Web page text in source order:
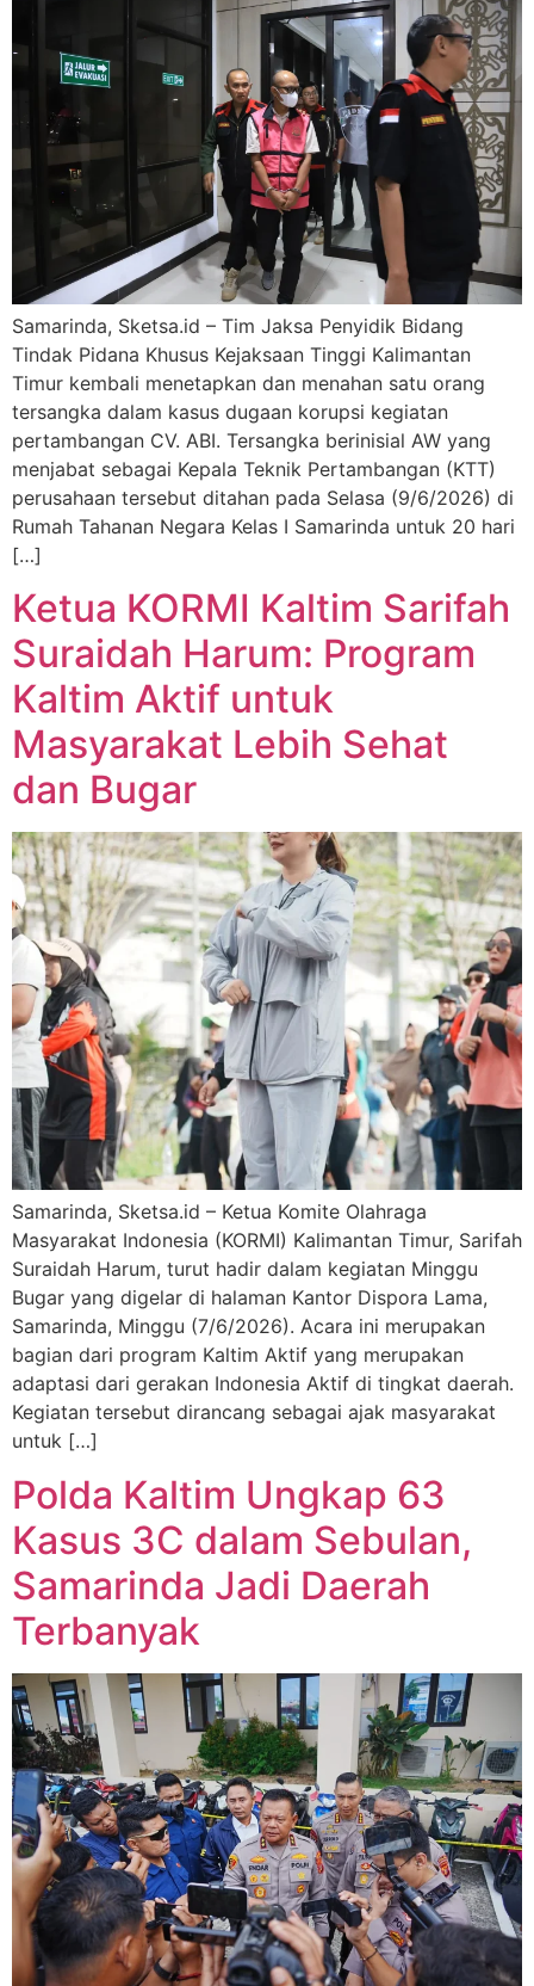
Samarinda, Sketsa.id – Tim Jaksa Penyidik Bidang
Tindak Pidana Khusus Kejaksaan Tinggi Kalimantan
Timur kembali menetapkan dan menahan satu orang
tersangka dalam kasus dugaan korupsi kegiatan
pertambangan CV. ABI. Tersangka berinisial AW yang
menjabat sebagai Kepala Teknik Pertambangan (KTT)
perusahaan tersebut ditahan pada Selasa (9/6/2026) di
Rumah Tahanan Negara Kelas I Samarinda untuk 20 hari
[…]
Ketua KORMI Kaltim Sarifah
Suraidah Harum: Program
Kaltim Aktif untuk
Masyarakat Lebih Sehat
dan Bugar
Samarinda, Sketsa.id – Ketua Komite Olahraga
Masyarakat Indonesia (KORMI) Kalimantan Timur, Sarifah
Suraidah Harum, turut hadir dalam kegiatan Minggu
Bugar yang digelar di halaman Kantor Dispora Lama,
Samarinda, Minggu (7/6/2026). Acara ini merupakan
bagian dari program Kaltim Aktif yang merupakan
adaptasi dari gerakan Indonesia Aktif di tingkat daerah.
Kegiatan tersebut dirancang sebagai ajak masyarakat
untuk […]
Polda Kaltim Ungkap 63
Kasus 3C dalam Sebulan,
Samarinda Jadi Daerah
Terbanyak